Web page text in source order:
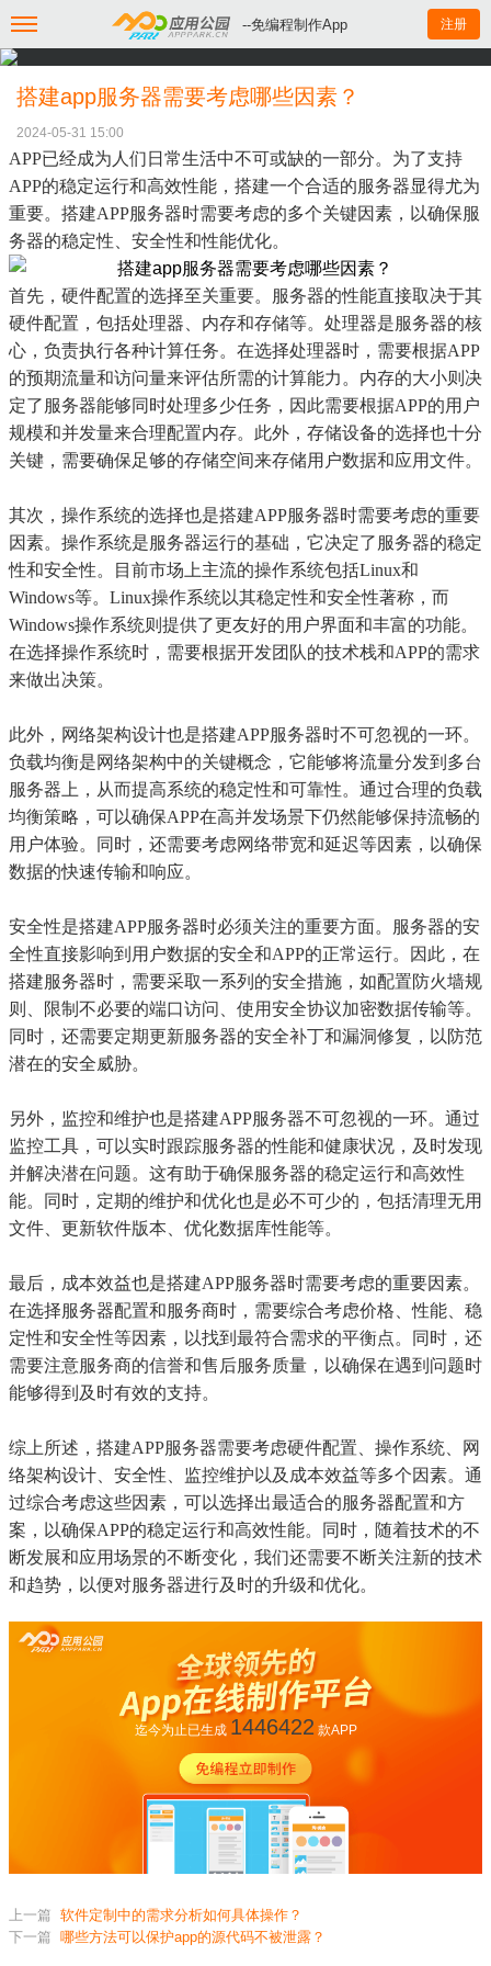
--免编程制作App 注册
搭建app服务器需要考虑哪些因素？
2024-05-31 15:00
APP已经成为人们日常生活中不可或缺的一部分。为了支持
APP的稳定运行和高效性能，搭建一个合适的服务器显得尤为
重要。搭建APP服务器时需要考虑的多个关键因素，以确保服
务器的稳定性、安全性和性能优化。
首先，硬件配置的选择至关重要。服务器的性能直接取决于其
硬件配置，包括处理器、内存和存储等。处理器是服务器的核
心，负责执行各种计算任务。在选择处理器时，需要根据APP
的预期流量和访问量来评估所需的计算能力。内存的大小则决
定了服务器能够同时处理多少任务，因此需要根据APP的用户
规模和并发量来合理配置内存。此外，存储设备的选择也十分
关键，需要确保足够的存储空间来存储用户数据和应用文件。
其次，操作系统的选择也是搭建APP服务器时需要考虑的重要
因素。操作系统是服务器运行的基础，它决定了服务器的稳定
性和安全性。目前市场上主流的操作系统包括Linux和
Windows等。Linux操作系统以其稳定性和安全性著称，而
Windows操作系统则提供了更友好的用户界面和丰富的功能。
在选择操作系统时，需要根据开发团队的技术栈和APP的需求
来做出决策。
此外，网络架构设计也是搭建APP服务器时不可忽视的一环。
负载均衡是网络架构中的关键概念，它能够将流量分发到多台
服务器上，从而提高系统的稳定性和可靠性。通过合理的负载
均衡策略，可以确保APP在高并发场景下仍然能够保持流畅的
用户体验。同时，还需要考虑网络带宽和延迟等因素，以确保
数据的快速传输和响应。
安全性是搭建APP服务器时必须关注的重要方面。服务器的安
全性直接影响到用户数据的安全和APP的正常运行。因此，在
搭建服务器时，需要采取一系列的安全措施，如配置防火墙规
则、限制不必要的端口访问、使用安全协议加密数据传输等。
同时，还需要定期更新服务器的安全补丁和漏洞修复，以防范
潜在的安全威胁。
另外，监控和维护也是搭建APP服务器不可忽视的一环。通过
监控工具，可以实时跟踪服务器的性能和健康状况，及时发现
并解决潜在问题。这有助于确保服务器的稳定运行和高效性
能。同时，定期的维护和优化也是必不可少的，包括清理无用
文件、更新软件版本、优化数据库性能等。
最后，成本效益也是搭建APP服务器时需要考虑的重要因素。
在选择服务器配置和服务商时，需要综合考虑价格、性能、稳
定性和安全性等因素，以找到最符合需求的平衡点。同时，还
需要注意服务商的信誉和售后服务质量，以确保在遇到问题时
能够得到及时有效的支持。
综上所述，搭建APP服务器需要考虑硬件配置、操作系统、网
络架构设计、安全性、监控维护以及成本效益等多个因素。通
过综合考虑这些因素，可以选择出最适合的服务器配置和方
案，以确保APP的稳定运行和高效性能。同时，随着技术的不
断发展和应用场景的不断变化，我们还需要不断关注新的技术
和趋势，以便对服务器进行及时的升级和优化。
迄今为止已生成 1446422 款APP
上一篇 软件定制中的需求分析如何具体操作？
下一篇 哪些方法可以保护app的源代码不被泄露？